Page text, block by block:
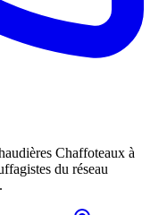
Chaffoteaux à
du réseau